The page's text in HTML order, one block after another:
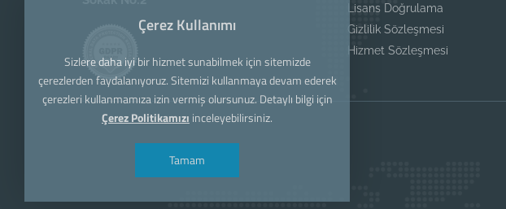
Lisans Doğrulama
Gizlilik Sözleşmesi
Hizmet Sözleşmesi
Çerez Kullanımı
Sizlere daha iyi bir hizmet sunabilmek için sitemizde
çerezlerden faydalanıyoruz. Sitemizi kullanmaya devam ederek
çerezleri kullanmamıza izin vermiş olursunuz. Detaylı bilgi için
Çerez Politikamızı inceleyebilirsiniz.
Tamam